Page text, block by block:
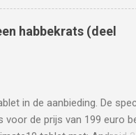
de boel door Google
Tomtec Ultimate10 Android
verbind de ta...
habbekrats (deel
in de aanbieding. De
voor de prijs van 199 euro